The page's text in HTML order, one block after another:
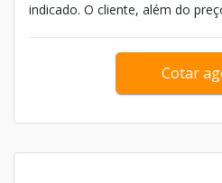
indicado. O cliente, além do
equipamento que apresente
além de uma garantia de
Cotar